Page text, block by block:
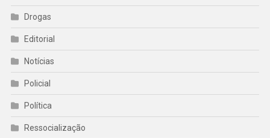
Drogas
Editorial
Notícias
Policial
Política
Ressocialização